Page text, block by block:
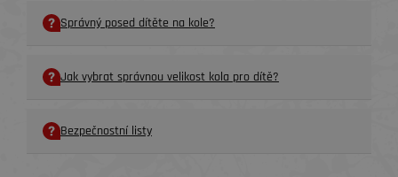
Správný posed dítěte na kole?
Jak vybrat správnou velikost kola pro dítě?
Bezpečnostní listy